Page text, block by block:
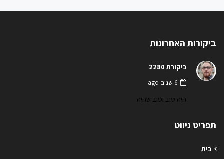
ביקורות האחרונות
ביקורת 2280
6 שנים ago
היה טוב וטוב שהיה
תפריט ניווט
בית